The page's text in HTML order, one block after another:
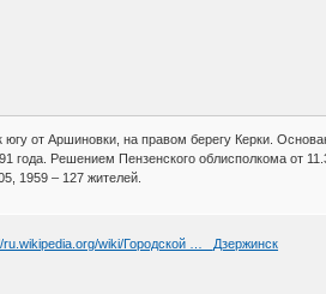
от Аршиновки, на правом берегу Керки.
года. Решением Пензенского облисполкома от
1959 – 127 жителей.
ru.wikipedia.org/wiki/Городской … _Дзержинск